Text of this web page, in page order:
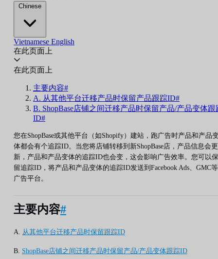
Chinese
Vietnamese English
在此页面上
在此页面上
主要内容#
A. 从其他平台迁移产品时保留产品跟踪ID#
B. ShopBase店铺之间迁移产品时保留产品/产品变体跟
ID#
您在ShopBase或其他平台（如Shopify）建站，跑广告时产品和产品
体都会有个追踪ID。当您将店铺转移到新ShopBase店，产品信息会更
新，产品和产品变体的追踪ID也会变，这会影响广告效率。您可以保
留追踪ID，将产品和产品变体的追踪ID发送到Facebook Ads、GMC等
广告平台。
主要内容#
A. 从其他平台迁移产品时保留跟踪ID
B. ShopBase店铺之间迁移产品时保留产品/产品变体跟踪ID